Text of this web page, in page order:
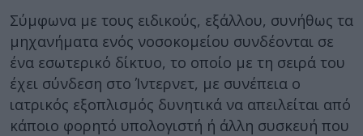
Σύμφωνα με τους ειδικούς, εξάλλου, συνήθως τα
μηχανήματα ενός νοσοκομείου συνδέονται σε
ένα εσωτερικό δίκτυο, το οποίο με τη σειρά του
έχει σύνδεση στο Ίντερνετ, με συνέπεια ο
ιατρικός εξοπλισμός δυνητικά να απειλείται από
κάποιο φορητό υπολογιστή ή άλλη συσκευή που